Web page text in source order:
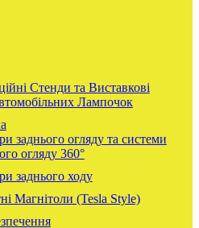
Стенди та Виставкові
Лампочок
заднього огляду та системи
огляду 360°
заднього ходу
Магнітоли (Tesla Style)